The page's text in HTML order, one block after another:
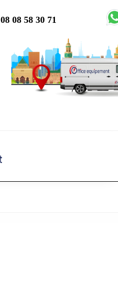
08 08 58 30 71